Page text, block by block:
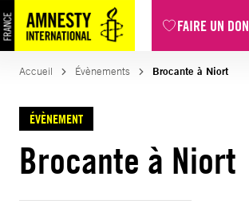
FAIRE UN DON
Accueil Évènements Brocante à Niort
ÉVÈNEMENT
Brocante à Niort